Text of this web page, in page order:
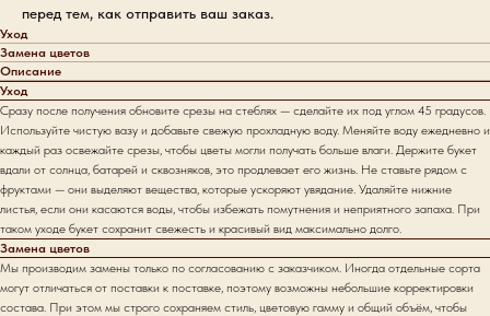
перед тем, как отправить ваш заказ.
Уход
Замена цветов
Описание
Уход
Сразу после получения обновите срезы на стеблях — сделайте их под углом 45 градусов.
Используйте чистую вазу и добавьте свежую прохладную воду. Меняйте воду ежедневно и
каждый раз освежайте срезы, чтобы цветы могли получать больше влаги. Держите букет
вдали от солнца, батарей и сквозняков, это продлевает его жизнь. Не ставьте рядом с
фруктами — они выделяют вещества, которые ускоряют увядание. Удаляйте нижние
листья, если они касаются воды, чтобы избежать помутнения и неприятного запаха. При
таком уходе букет сохранит свежесть и красивый вид максимально долго.
Замена цветов
Мы производим замены только по согласованию с заказчиком. Иногда отдельные сорта
могут отличаться от поставки к поставке, поэтому возможны небольшие корректировки
состава. При этом мы строго сохраняем стиль, цветовую гамму и общий объём, чтобы